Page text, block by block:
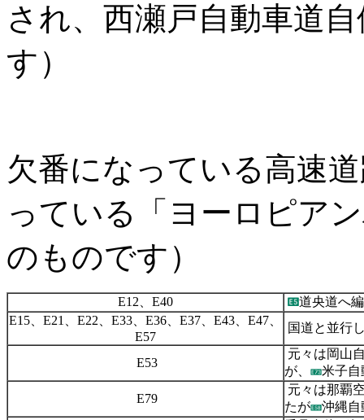
され、西瀬戸自動車道
す）
欠番になっている高速
っている「ヨーロピア
のものです）
E12 E40
道央道へ
E15
E21 E22 E33 E36 E37 E43 E47
E57
国道と並行
E53
元々は岡山
が、
米子自
E79
元々は那覇
たが
沖縄自